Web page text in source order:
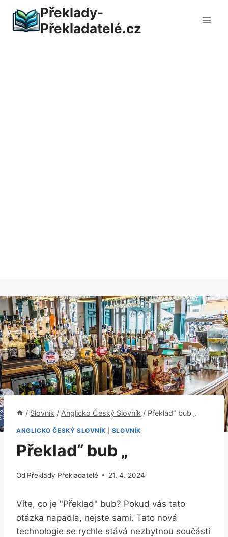
obsah
Překlady-
Překladatelé.cz
/ Slovník / Anglicko Český Slovník / Překlad“ bub „
ANGLICKO ČESKÝ SLOVNÍK SLOVNÍK
Překlad“ bub „
Od Překlady Překladatelé 21. 4. 2024
Víte, co je "Překlad" bub? Pokud vás tato
otázka napadla,⁣ nejste sami. Tato nová
technologie se⁣ rychle stává ‌nezbytnou součástí